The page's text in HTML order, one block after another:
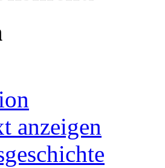
anzeigen